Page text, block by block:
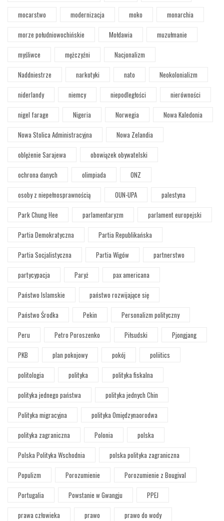
mocarstwo
modernizacja moko
monarchia
morze południowochińskie
Mołdawia
muzułmanie
myśliwce
mężczyźni
Nacjonalizm
Naddniestrze
narkotyki nato
Neokolonializm
niderlandy
niemcy niepodległości
nierówności
nigel farage
Nigeria Norwegia
Nowa Kaledonia
Nowa Stolica Administracyjna
Nowa Zelandia
oblężenie Sarajewa
obowiązek obywatelski
ochrona danych
olimpiada
ONZ
osoby z niepełnosprawnością
OUN-UPA
palestyna
Park Chung Hee
parlamentaryzm
parlament europejski
Partia Demokratyczna
Partia Republikańska
Partia Socjalistyczna
Partia Wigów
partnerstwo
partycypacja
Paryż
pax americana
Państwo Islamskie
państwo rozwijające się
Państwo Środka
Pekin
Personalizm polityczny
Peru
Petro Poroszenko Piłsudski
Pjongjang
PKB
plan pokojowy pokój
poliitics
politologia
polityka
polityka fiskalna
polityka jednego państwa
polityka jednych Chin
Polityka migracyjna
polityka Omiędzynaorodwa
polityka zagraniczna
Polonia
polska
Polska Polityka Wschodnia
polska polityka zagraniczna
Populizm
Porozumienie
Porozumienie z Bougival
Portugalia
Powstanie w Gwangju
PPEJ
prawa człowieka
prawo prawo do wody